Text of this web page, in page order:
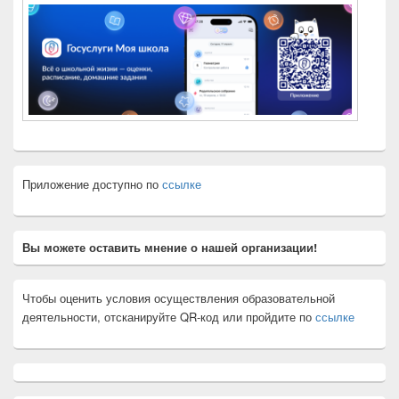
Приложение доступно по ссылке
Вы можете оставить мнение о нашей организации!
Чтобы оценить условия осуществления образовательной
деятельности, отсканируйте QR-код или пройдите по ссылке